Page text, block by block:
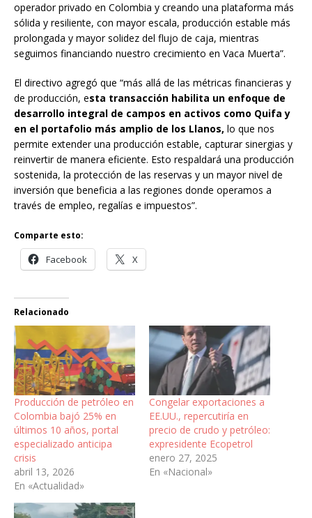
operador privado en Colombia y creando una plataforma más
sólida y resiliente, con mayor escala, producción estable más
prolongada y mayor solidez del flujo de caja, mientras
seguimos financiando nuestro crecimiento en Vaca Muerta”.
El directivo agregó que “más allá de las métricas financieras y
de producción, esta transacción habilita un enfoque de
desarrollo integral de campos en activos como Quifa y
en el portafolio más amplio de los Llanos, lo que nos
permite extender una producción estable, capturar sinergias y
reinvertir de manera eficiente. Esto respaldará una producción
sostenida, la protección de las reservas y un mayor nivel de
inversión que beneficia a las regiones donde operamos a
través de empleo, regalías e impuestos”.
Comparte esto:
Facebook X
Relacionado
Producción de petróleo en
Colombia bajó 25% en
últimos 10 años, portal
especializado anticipa
crisis
abril 13, 2026
En «Actualidad»
Congelar exportaciones a
EE.UU., repercutiría en
precio de crudo y petróleo:
expresidente Ecopetrol
enero 27, 2025
En «Nacional»